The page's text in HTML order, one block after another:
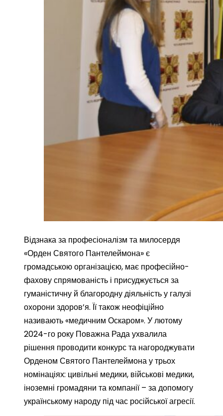
Відзнака за професіоналізм та милосердя
«Орден Святого Пантелеймона» є
громадською організацією, має професійно-
фахову спрямованість і присуджується за
гуманістичну й благородну діяльність у галузі
охорони здоров’я. Її також неофіційно
називають «медичним Оскаром». У лютому
2024-го року Поважна Рада ухвалила
рішення проводити конкурс та нагороджувати
Орденом Святого Пантелеймона у трьох
номінаціях: цивільні медики, військові медики,
іноземні громадяни та компанії – за допомогу
українському народу під час російської агресії.